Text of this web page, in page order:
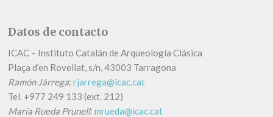
Datos de contacto
ICAC – Instituto Catalán de Arqueología Clásica
Plaça d’en Rovellat, s/n, 43003 Tarragona
Ramón Járrega:rjarrega@icac.cat
Tel. +977 249 133 (ext. 212)
Maria Rueda Prunell:mrueda@icac.cat